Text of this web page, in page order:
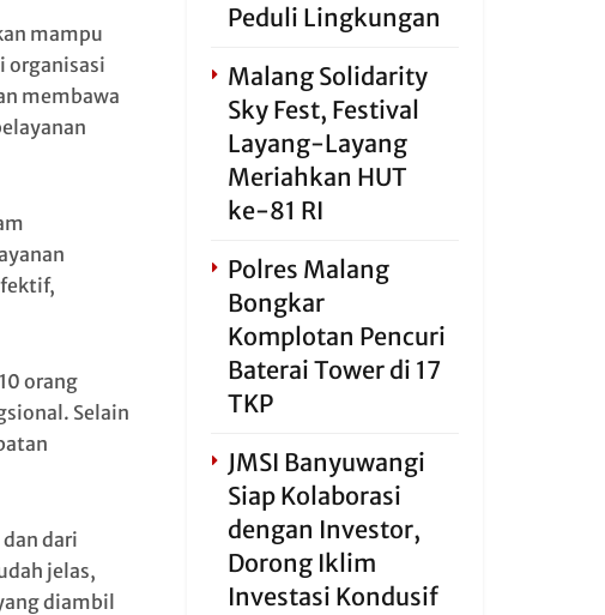
mampu
organisasi
membawa
orang
Selain
dari
jelas,
diambil
Peduli Lingkungan
Malang Solidarity
Sky Fest, Festival
Layang-Layang
Meriahkan HUT
ke-81 RI
Polres Malang
Bongkar
Komplotan Pencuri
Baterai Tower di 17
TKP
JMSI Banyuwangi
Siap Kolaborasi
dengan Investor,
Dorong Iklim
Investasi Kondusif